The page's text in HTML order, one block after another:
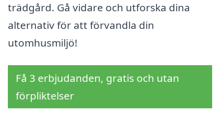
trädgård. Gå vidare och utforska dina
alternativ för att förvandla din
utomhusmiljö!
Få 3 erbjudanden, gratis och utan
förpliktelser